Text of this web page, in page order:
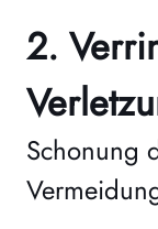
2.
Schonung